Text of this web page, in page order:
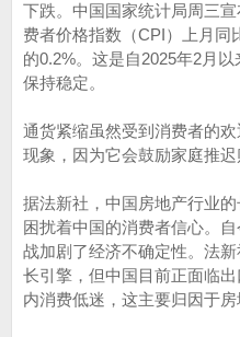
下跌。中国国家统计局周三
费者价格指数（CPI）上月同
的0.2%。这是自2025年2月
保持稳定。
通货紧缩虽然受到消费者的
现象，因为它会鼓励家庭推迟
据法新社，中国房地产行业
困扰着中国的消费者信心。
战加剧了经济不确定性。法
长引擎，但中国目前正面临
内消费低迷，这主要归因于房